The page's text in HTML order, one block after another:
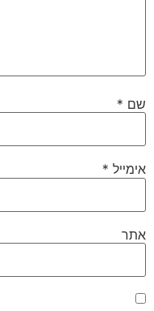
שם *
אימייל *
אתר